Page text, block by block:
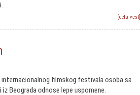
[cela vest]
filmskog festivala osoba sa
Beograda odnose lepe uspomene.